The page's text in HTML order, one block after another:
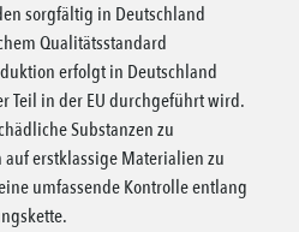
sorgfältig in Deutschland
Qualitätsstandard
erfolgt in Deutschland
Teil in der EU durchgeführt wird.
Substanzen zu
erstklassige Materialien zu
umfassende Kontrolle entlang